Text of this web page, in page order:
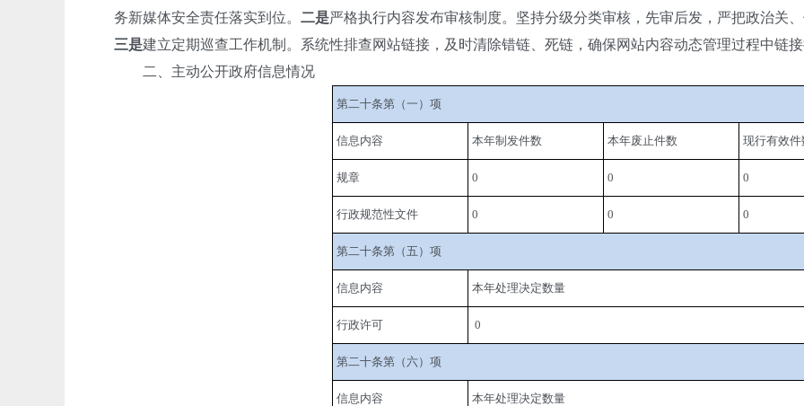
务新媒体安全责任落实到位。 二是严格执行内容发布审核制度。坚持分级分类审核，先审后发，严把政治关
三是建立定期巡查工作机制。系统性排查网站链接，及时清除错链、死链，确保网站内容动态管理过程中链
二、主动公开政府信息情况
第二十条第（一）项
信息内容 本年制发件数 本年废止件数 现行有效件
规章 0 0 0
行政规范性文件 0 0 0
第二十条第（五）项
信息内容 本年处理决定数量
行政许可 0
第二十条第（六）项
信息内容 本年处理决定数量